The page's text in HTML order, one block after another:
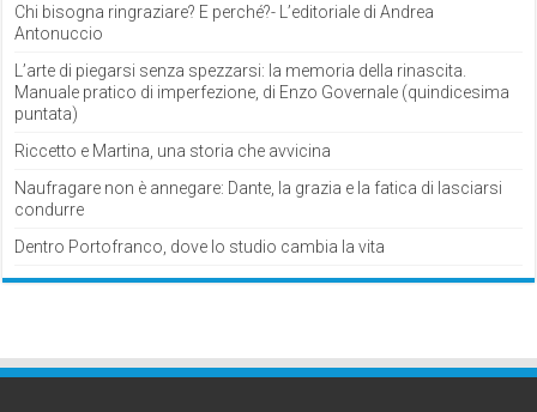
Chi bisogna ringraziare? E perché?- L’editoriale di Andrea
Antonuccio
L’arte di piegarsi senza spezzarsi: la memoria della rinascita.
Manuale pratico di imperfezione, di Enzo Governale (quindicesima
puntata)
Riccetto e Martina, una storia che avvicina
Naufragare non è annegare: Dante, la grazia e la fatica di lasciarsi
condurre
Dentro Portofranco, dove lo studio cambia la vita